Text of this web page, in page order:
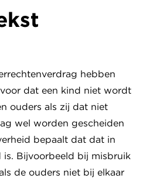
hebben
dat een kind niet wordt
ouders als zij dat niet
wel worden gescheiden
bepaalt dat dat in
Bijvoorbeeld bij misbruik
de ouders niet bij elkaar